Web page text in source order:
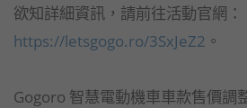
欲知詳細資訊，請前往活動官網：
https://letsgogo.ro/3SxJeZ2 。
Gogoro 智慧電動機車車款售價調